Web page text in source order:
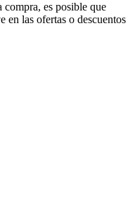
compra, es posible que
en las ofertas o descuentos